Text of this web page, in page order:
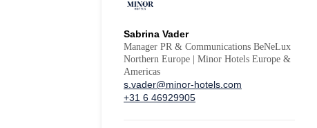
Sabrina Vader
Manager PR & Communications BeNeLux
Northern Europe | Minor Hotels Europe &
Americas
s.vader@minor-hotels.com
+31 6 46929905